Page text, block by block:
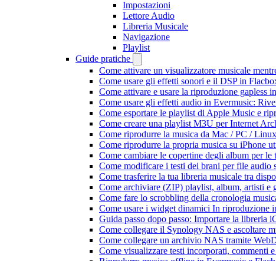
Impostazioni
Lettore Audio
Libreria Musicale
Navigazione
Playlist
Guide pratiche
Come attivare un visualizzatore musicale
Come usare gli effetti sonori e il DSP in
Come attivare e usare la riproduzione gapless
Come usare gli effetti audio in Evermusic:
Come esportare le playlist di Apple Music e
Come creare una playlist M3U per Internet
Come riprodurre la musica da Mac / PC /
Come riprodurre la propria musica su iPhone
Come cambiare le copertine degli album per
Come modificare i testi dei brani per file audio
Come trasferire la tua libreria musicale tra
Come archiviare (ZIP) playlist, album, artisti e
Come fare lo scrobbling della cronologia
Come usare i widget dinamici In riproduzione
Guida passo dopo passo: Importare la libreria
Come collegare il Synology NAS e ascoltare
Come collegare un archivio NAS tramite
Come visualizzare testi incorporati, commenti